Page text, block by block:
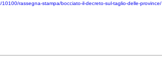
rassegna-stampa/bocciato-il-decreto-sul-taglio-delle-province/